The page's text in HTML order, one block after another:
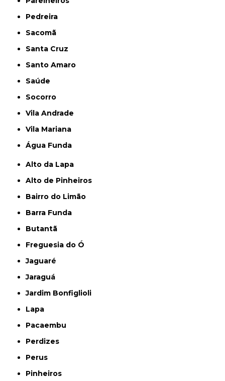
Pedreira
Sacomã
Santa Cruz
Santo Amaro
Saúde
Socorro
Vila Andrade
Vila Mariana
Água Funda
Alto da Lapa
Alto de Pinheiros
Bairro do Limão
Barra Funda
Butantã
Freguesia do Ó
Jaguaré
Jaraguá
Jardim Bonfiglioli
Lapa
Pacaembu
Perdizes
Perus
Pinheiros